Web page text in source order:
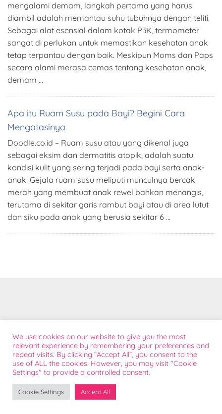
mengalami demam, langkah pertama yang harus
diambil adalah memantau suhu tubuhnya dengan teliti.
Sebagai alat esensial dalam kotak P3K, termometer
sangat di perlukan untuk memastikan kesehatan anak
tetap terpantau dengan baik. Meskipun Moms dan Paps
secara alami merasa cemas tentang kesehatan anak,
demam …
Apa itu Ruam Susu pada Bayi? Begini Cara
Mengatasinya
Doodle.co.id – Ruam susu atau yang dikenal juga
sebagai eksim dan dermatitis atopik, adalah suatu
kondisi kulit yang sering terjadi pada bayi serta anak-
anak. Gejala ruam susu meliputi munculnya bercak
merah yang membuat anak rewel bahkan menangis,
terutama di sekitar garis rambut bayi atau di area lutut
dan siku pada anak yang berusia sekitar 6 …
Bantuan Konsumen
Kontak Sales
Sponsorship
@ 2026 Doodle | Terdaftar pada Direktorat Jendral Kekayaan Intelektual Republik Indonesia
We use cookies on our website to give you the most
relevant experience by remembering your preferences and
repeat visits. By clicking “Accept All”, you consent to the
use of ALL the cookies. However, you may visit "Cookie
Settings" to provide a controlled consent.
Cookie Settings Accept All